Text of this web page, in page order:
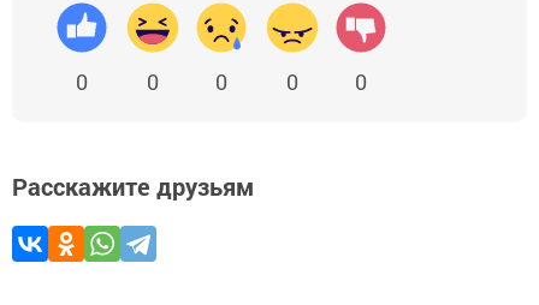
0 0 0 0 0
Расскажите друзьям